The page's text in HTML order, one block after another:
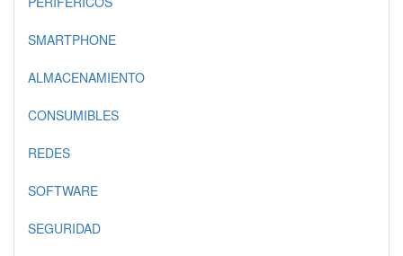
SMARTPHONE
ALMACENAMIENTO
CONSUMIBLES
REDES
SOFTWARE
SEGURIDAD